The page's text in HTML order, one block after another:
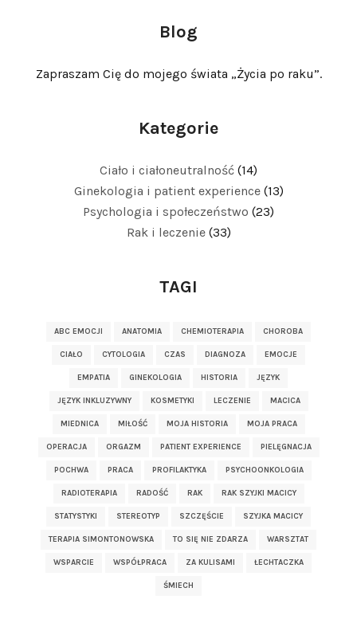
Blog
Zapraszam Cię do mojego świata „Życia po raku”.
Kategorie
Ciało i ciałoneutralność (14)
Ginekologia i patient experience(13)
Psychologia i społeczeństwo (23)
Rak i leczenie(33)
TAGI
ABC EMOCJI ANATOMIA CHEMIOTERAPIA CHOROBA
CIAŁO CYTOLOGIA CZAS DIAGNOZA EMOCJE
EMPATIA GINEKOLOGIA HISTORIA JĘZYK
JĘZYK INKLUZYWNY KOSMETYKI LECZENIE MACICA
MIEDNICA MIŁOŚĆ MOJA HISTORIA MOJA PRACA
OPERACJA ORGAZM PATIENT EXPERIENCE PIELĘGNACJA
POCHWA PRACA PROFILAKTYKA PSYCHOONKOLOGIA
RADIOTERAPIA RADOŚĆ RAK RAK SZYJKI MACICY
STATYSTYKI STEREOTYP SZCZĘŚCIE SZYJKA MACICY
TERAPIA SIMONTONOWSKA TO SIĘ NIE ZDARZA WARSZTAT
WSPARCIE WSPÓŁPRACA ZA KULISAMI ŁECHTACZKA
ŚMIECH